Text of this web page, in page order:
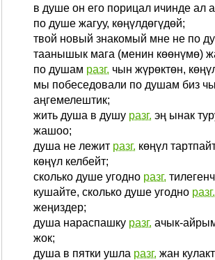
в душе он его порицал ичинде ал
по душе жагуу, көңүлдөгүдөй;
твой новый знакомый мне не по
таанышык мага (менин көөнүмө)
по душам разг. чын жүрөктөн,
мы побеседовали по душам биз
аңгемелештик;
жить душа в душу разг. эң ынак
жашоо;
душа не лежит разг. көңүл
көңүл келбейт;
сколько душе угодно разг.
кушайте, сколько душе угодно разг.
жеңиздер;
душа нараспашку разг. ачык-
жок;
душа в пятки ушла разг. жан